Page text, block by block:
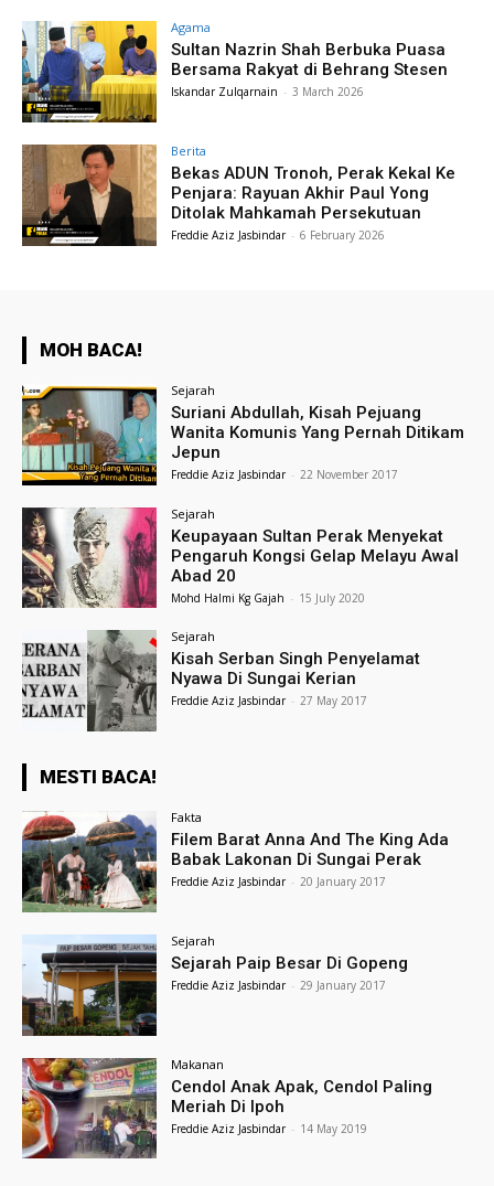
Agama
Sultan Nazrin Shah Berbuka Puasa
Bersama Rakyat di Behrang Stesen
Iskandar Zulqarnain - 3 March 2026
Berita
Bekas ADUN Tronoh, Perak Kekal Ke
Penjara: Rayuan Akhir Paul Yong
Ditolak Mahkamah Persekutuan
Freddie Aziz Jasbindar - 6 February 2026
MOH BACA!
Sejarah
Suriani Abdullah, Kisah Pejuang
Wanita Komunis Yang Pernah Ditikam
Jepun
Freddie Aziz Jasbindar - 22 November 2017
Sejarah
Keupayaan Sultan Perak Menyekat
Pengaruh Kongsi Gelap Melayu Awal
Abad 20
Mohd Halmi Kg Gajah - 15 July 2020
Sejarah
Kisah Serban Singh Penyelamat
Nyawa Di Sungai Kerian
Freddie Aziz Jasbindar - 27 May 2017
MESTI BACA!
Fakta
Filem Barat Anna And The King Ada
Babak Lakonan Di Sungai Perak
Freddie Aziz Jasbindar - 20 January 2017
Sejarah
Sejarah Paip Besar Di Gopeng
Freddie Aziz Jasbindar - 29 January 2017
Makanan
Cendol Anak Apak, Cendol Paling
Meriah Di Ipoh
Freddie Aziz Jasbindar - 14 May 2019